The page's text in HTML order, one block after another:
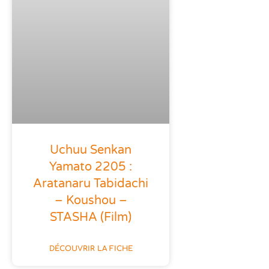
Uchuu Senkan
Yamato 2205 :
Aratanaru Tabidachi
– Koushou –
STASHA (film)
DÉCOUVRIR LA FICHE